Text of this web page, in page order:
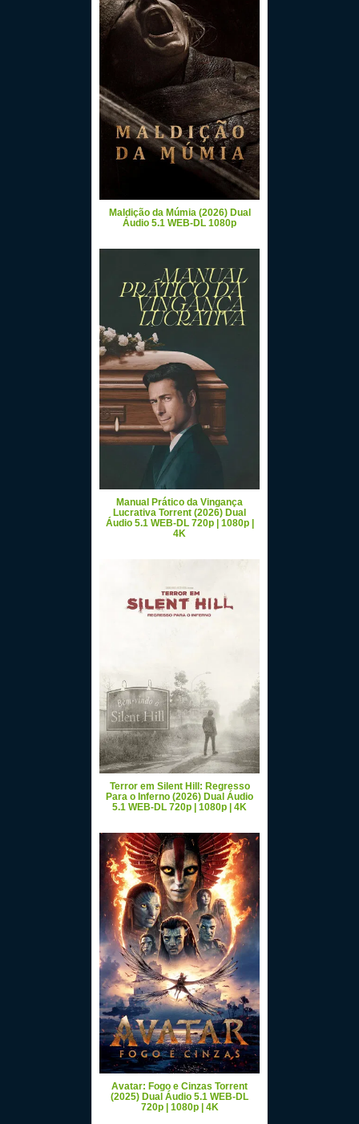
Maldição da Múmia (2026) Dual
Áudio 5.1 WEB-DL 1080p
Manual Prático da Vingança
Lucrativa Torrent (2026) Dual
Áudio 5.1 WEB-DL 720p | 1080p |
4K
Terror em Silent Hill: Regresso
Para o Inferno (2026) Dual Áudio
5.1 WEB-DL 720p | 1080p | 4K
Avatar: Fogo e Cinzas Torrent
(2025) Dual Áudio 5.1 WEB-DL
720p | 1080p | 4K